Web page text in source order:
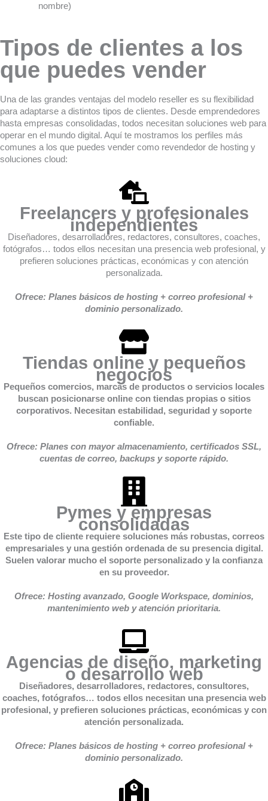
nombre)
Tipos de clientes a los
que puedes vender
Una de las grandes ventajas del modelo reseller es su flexibilidad
para adaptarse a distintos tipos de clientes. Desde emprendedores
hasta empresas consolidadas, todos necesitan soluciones web para
operar en el mundo digital. Aquí te mostramos los perfiles más
comunes a los que puedes vender como revendedor de hosting y
soluciones cloud:
Freelancers y profesionales
independientes
Diseñadores, desarrolladores, redactores, consultores, coaches,
fotógrafos… todos ellos necesitan una presencia web profesional, y
prefieren soluciones prácticas, económicas y con atención
personalizada.
Ofrece: Planes básicos de hosting + correo profesional +
dominio personalizado.
Tiendas online y pequeños
negocios
Pequeños comercios, marcas de productos o servicios locales
buscan posicionarse online con tiendas propias o sitios
corporativos. Necesitan estabilidad, seguridad y soporte
confiable.
Ofrece: Planes con mayor almacenamiento, certificados SSL,
cuentas de correo, backups y soporte rápido.
Pymes y empresas
consolidadas
Este tipo de cliente requiere soluciones más robustas, correos
empresariales y una gestión ordenada de su presencia digital.
Suelen valorar mucho el soporte personalizado y la confianza
en su proveedor.
Ofrece: Hosting avanzado, Google Workspace, dominios,
mantenimiento web y atención prioritaria.
Agencias de diseño, marketing
o desarrollo web
Diseñadores, desarrolladores, redactores, consultores,
coaches, fotógrafos… todos ellos necesitan una presencia web
profesional, y prefieren soluciones prácticas, económicas y con
atención personalizada.
Ofrece: Planes básicos de hosting + correo profesional +
dominio personalizado.